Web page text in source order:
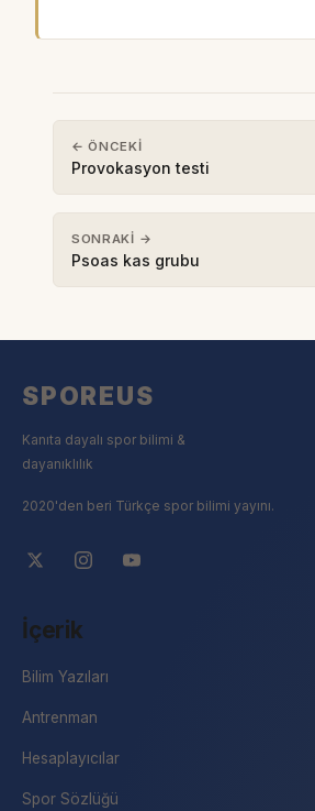
← ÖNCEKI
Provokasyon testi
SONRAKI →
Psoas kas grubu
SPOREUS
Kanıta dayalı spor bilimi &
dayanıklılık
2020'den beri Türkçe spor bilimi yayını.
İçerik
Bilim Yazıları
Antrenman
Hesaplayıcılar
Spor Sözlüğü